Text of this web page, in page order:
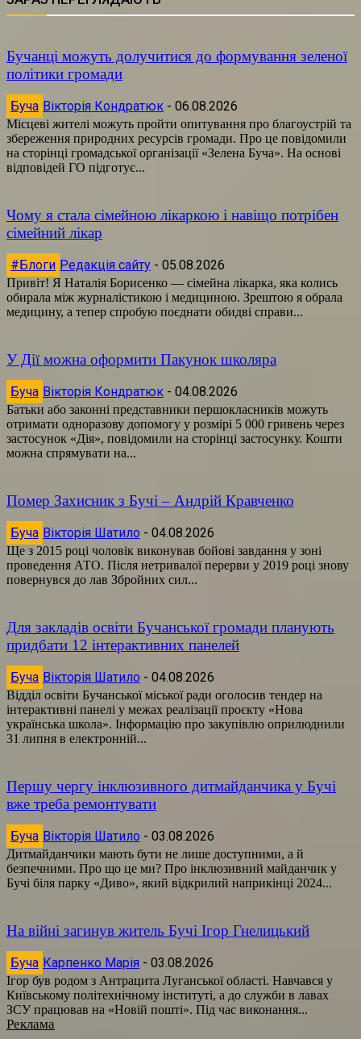
Бучанці можуть долучитися до формування зеленої
політики громади
Буча Вікторія Кондратюк - 06.08.2026
Місцеві жителі можуть пройти опитування про благоустрій та
збереження природних ресурсів громади. Про це повідомили
на сторінці громадської організації «Зелена Буча». На основі
відповідей ГО підготує...
Чому я стала сімейною лікаркою і навіщо потрібен
сімейний лікар
#Блоги Редакція сайту - 05.08.2026
Привіт! Я Наталія Борисенко — сімейна лікарка, яка колись
обирала між журналістикою і медициною. Зрештою я обрала
медицину, а тепер спробую поєднати обидві справи...
У Дії можна оформити Пакунок школяра
Буча Вікторія Кондратюк - 04.08.2026
Батьки або законні представники першокласників можуть
отримати одноразову допомогу у розмірі 5 000 гривень через
застосунок «Дія», повідомили на сторінці застосунку. Кошти
можна спрямувати на...
Помер Захисник з Бучі – Андрій Кравченко
Буча Вікторія Шатило - 04.08.2026
Ще з 2015 році чоловік виконував бойові завдання у зоні
проведення АТО. Після нетривалої перерви у 2019 році знову
повернувся до лав Збройних сил...
Для закладів освіти Бучанської громади планують
придбати 12 інтерактивних панелей
Буча Вікторія Шатило - 04.08.2026
Відділ освіти Бучанської міської ради оголосив тендер на
інтерактивні панелі у межах реалізації проєкту «Нова
українська школа». Інформацію про закупівлю оприлюднили
31 липня в електронній...
Першу чергу інклюзивного дитмайданчика у Бучі
вже треба ремонтувати
Буча Вікторія Шатило - 03.08.2026
Дитмайданчики мають бути не лише доступними, а й
безпечними. Про що це ми? Про інклюзивний майданчик у
Бучі біля парку «Диво», який відкрилий наприкінці 2024...
На війні загинув житель Бучі Ігор Гнелицький
Буча Карпенко Марія - 03.08.2026
Ігор був родом з Антрацита Луганської області. Навчався у
Київському політехнічному інституті, а до служби в лавах
ЗСУ працював на «Новій пошті». Під час виконання...
Реклама